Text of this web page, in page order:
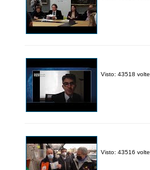
Visto: 43518 volte
Visto: 43516 volte